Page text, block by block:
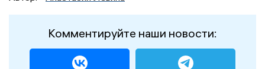
Комментируйте наши новости: